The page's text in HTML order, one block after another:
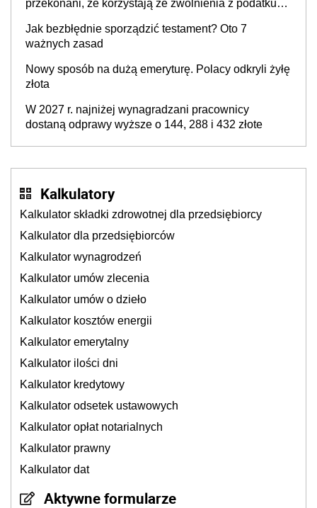
przekonani, że korzystają ze zwolnienia z podatku
Jak bezbłędnie sporządzić testament? Oto 7
ważnych zasad
Nowy sposób na dużą emeryturę. Polacy odkryli żyłę
złota
W 2027 r. najniżej wynagradzani pracownicy
dostaną odprawy wyższe o 144, 288 i 432 złote
Kalkulatory
Kalkulator składki zdrowotnej dla przedsiębiorcy
Kalkulator dla przedsiębiorców
Kalkulator wynagrodzeń
Kalkulator umów zlecenia
Kalkulator umów o dzieło
Kalkulator kosztów energii
Kalkulator emerytalny
Kalkulator ilości dni
Kalkulator kredytowy
Kalkulator odsetek ustawowych
Kalkulator opłat notarialnych
Kalkulator prawny
Kalkulator dat
Aktywne formularze